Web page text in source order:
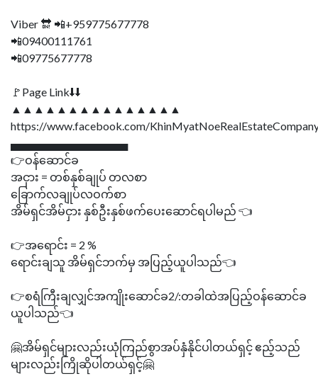
Viber 🔛 📲+959775677778
📲09400111761
📲09775677778
🚩Page Link⬇⬇
▲▲▲▲▲▲▲▲▲▲▲▲▲▲▲
https://www.facebook.com/
▄▄▄▄▄▄▄▄▄▄▄▄▄▄▄
👉ဝန်ဆောင်ခ
အငှား = တစ်နှစ်ချုပ် တလစာ
ခြောက်လချုပ်လဝက်စာ
အိမ်ရှင်အိမ်ငှား နှစ်ဦးနှစ်ဖက်ပေးဆောင်ရပါမည် 👈
👉အရောင်း = 2 %
ရောင်းချသူ အိမ်ရှင်ဘက်မှ အပြည့်ယူပါသည်👈
👉စရံကြီးချလျှင်အကျိုးဆောင်ခ2/:တခါထဲအပြည့်ဝန်ဆောင်ခ
ယူပါသည်👈
🤗အိမ်ရှင်များလည်းယုံကြည်စွာအပ်နှံနိုင်ပါတယ်ရှင့် ဧည့်သည်
များလည်းကြိုဆိုပါတယ်ရှင့်🤗